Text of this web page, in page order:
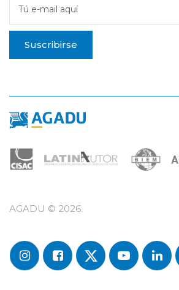
Tú e-mail aquí
Suscribirse
AGADU © 2026.